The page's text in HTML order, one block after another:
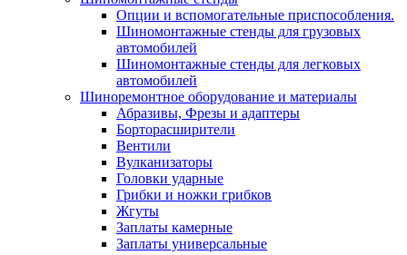
Опции и вспомогательные приспособления.
Шиномонтажные стенды для грузовых
автомобилей
Шиномонтажные стенды для легковых
автомобилей
Шиноремонтное оборудование и материалы
Абразивы, Фрезы и адаптеры
Борторасширители
Вентили
Вулканизаторы
Головки ударные
Грибки и ножки грибков
Жгуты
Заплаты камерные
Заплаты универсальные